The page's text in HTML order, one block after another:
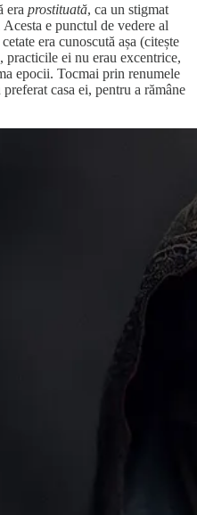
era prostituată, ca un stigmat
e punctul de vedere al
era cunoscută așa (citește
practicile ei nu erau excentrice,
epocii. Tocmai prin renumele
casa ei, pentru a rămâne